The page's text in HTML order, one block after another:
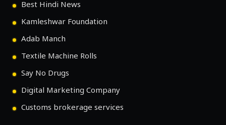
Best Hindi News
Kamleshwar Foundation
Adab Manch
Textile Machine Rolls
Say No Drugs
Digital Marketing Company
Customs brokerage services